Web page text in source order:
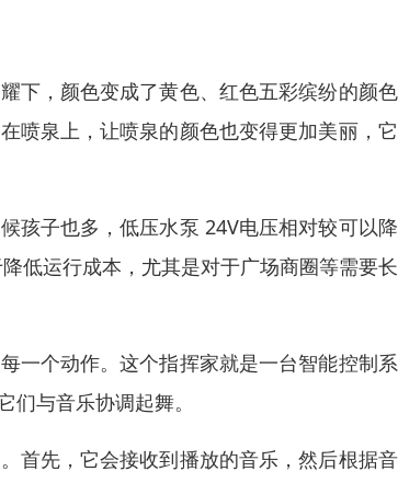
下，颜色变成了黄色、红色五彩缤纷的颜
喷泉上，让喷泉的颜色也变得更加美丽，
孩子也多，低压水泵 24V电压相对较可以
低运行成本，尤其是对于广场商圈等需要
一个动作。这个指挥家就是一台智能控制
与音乐协调起舞。
首先，它会接收到播放的音乐，然后根据